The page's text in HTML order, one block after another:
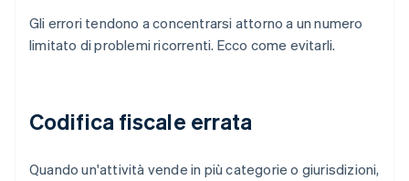
Gli errori tendono a concentrarsi attorno a un numero
limitato di problemi ricorrenti. Ecco come evitarli.
Codifica fiscale errata
Quando un'attività vende in più categorie o giurisdizioni,